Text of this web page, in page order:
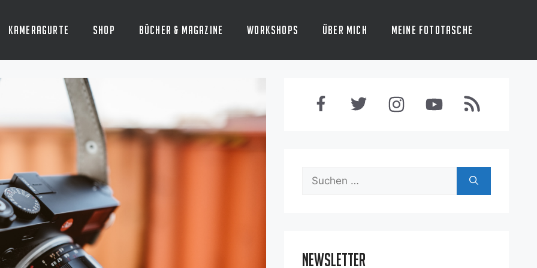
Kameragurte Shop Bücher & Magazine Workshops Über mich Meine Fototasche
Suchen
Newsletter